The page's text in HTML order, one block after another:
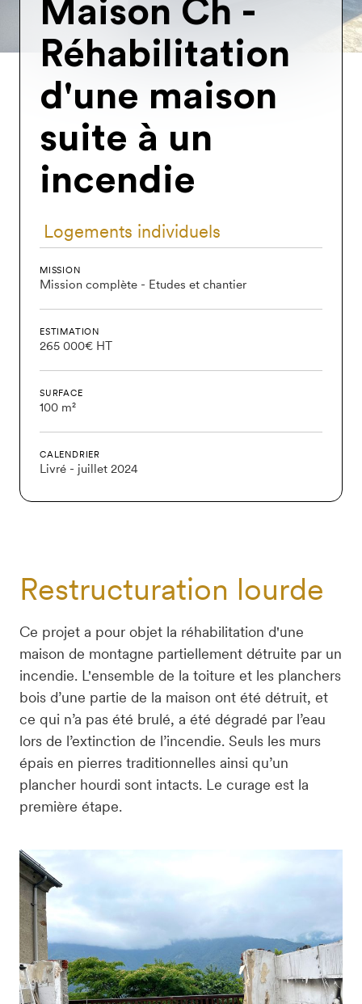
Maison Ch -
Réhabilitation
d'une maison
suite à un
incendie
Logements individuels
MISSION
Mission complète - Etudes et chantier
ESTIMATION
265 000€ HT
SURFACE
100 m²
CALENDRIER
Livré - juillet 2024
Restructuration lourde
Ce projet a pour objet la réhabilitation d'une
maison de montagne partiellement détruite par un
incendie. L'ensemble de la toiture et les planchers
bois d’une partie de la maison ont été détruit, et
ce qui n’a pas été brulé, a été dégradé par l’eau
lors de l’extinction de l’incendie. Seuls les murs
épais en pierres traditionnelles ainsi qu’un
plancher hourdi sont intacts. Le curage est la
première étape.